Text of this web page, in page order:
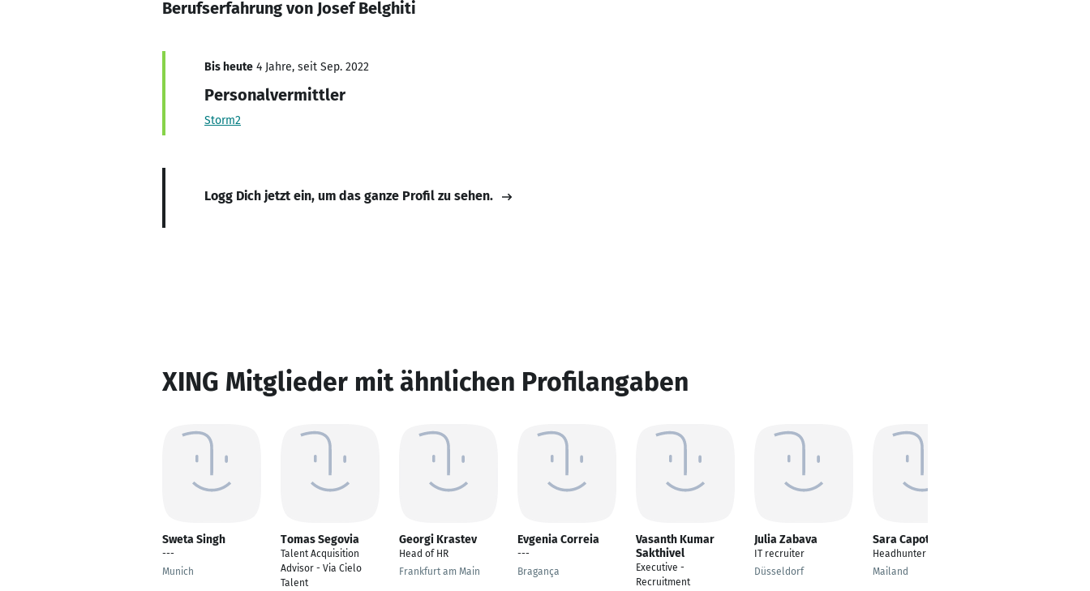
Berufserfahrung von Josef Belghiti
Bis heute 4 Jahre, seit Sep. 2022
Personalvermittler
Storm2
Logg Dich jetzt ein, um das ganze Profil zu sehen.
XING Mitglieder mit ähnlichen Profilangaben
Sweta Singh
---
Munich
Tomas Segovia
Talent Acquisition
Advisor - Via Cielo
Talent
Georgi Krastev
Head of HR
Frankfurt am Main
Evgenia Correia
---
Bragança
Vasanth Kumar
Sakthivel
Executive -
Recruitment
Julia Zabava
IT recruiter
Düsseldorf
Sara Capoti
Headhunter
Mailand